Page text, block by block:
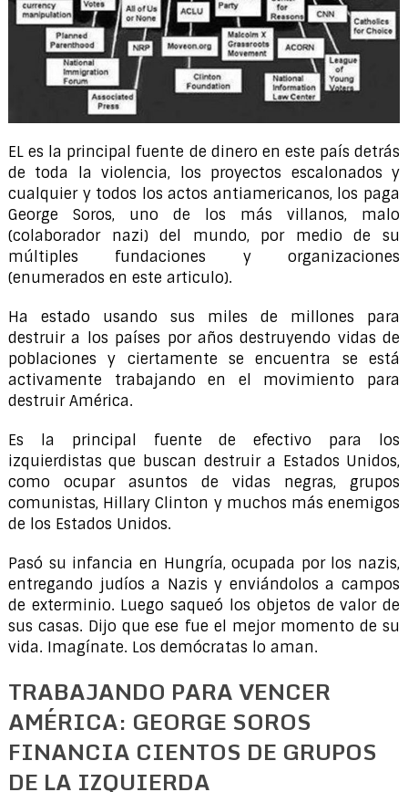
EL es la principal fuente de dinero en este país detrás
de toda la violencia, los proyectos escalonados y
cualquier y todos los actos antiamericanos, los paga
George Soros, uno de los más villanos, malo
(colaborador nazi) del mundo, por medio de su
múltiples fundaciones y organizaciones
(enumerados en este articulo).
Ha estado usando sus miles de millones para
destruir a los países por años destruyendo vidas de
poblaciones y ciertamente se encuentra se está
activamente trabajando en el movimiento para
destruir América.
Es la principal fuente de efectivo para los
izquierdistas que buscan destruir a Estados Unidos,
como ocupar asuntos de vidas negras, grupos
comunistas, Hillary Clinton y muchos más enemigos
de los Estados Unidos.
Pasó su infancia en Hungría, ocupada por los nazis,
entregando judíos a Nazis y enviándolos a campos
de exterminio. Luego saqueó los objetos de valor de
sus casas. Dijo que ese fue el mejor momento de su
vida. Imagínate. Los demócratas lo aman.
TRABAJANDO PARA VENCER
AMÉRICA: GEORGE SOROS
FINANCIA CIENTOS DE GRUPOS
DE LA IZQUIERDA